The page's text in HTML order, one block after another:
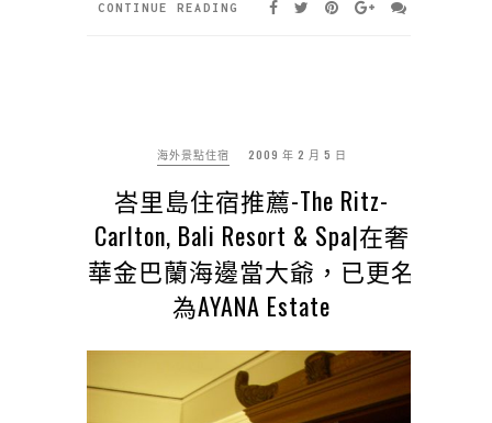
CONTINUE READING
海外景點住宿 2009 年 2 月 5 日
峇里島住宿推薦-The Ritz-
Carlton, Bali Resort & Spa|在奢
華金巴蘭海邊當大爺，已更名
為AYANA Estate